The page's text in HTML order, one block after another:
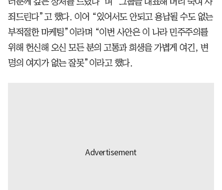
죄드린다”고 했다. 이어 “있어서도 안되고 용납될 수도 없는
부적절한 마케팅”이라며 “이번 사안은 이 나라 민주주의를
위해 헌신해 오신 모든 분의 고통과 희생을 가볍게 여긴, 변
명의 여지가 없는 잘못”이라고 했다.